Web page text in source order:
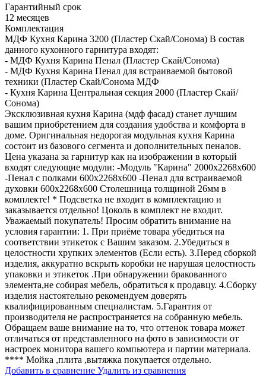
Гарантийный срок
12 месяцев
Комплектация
МДФ Кухня Карина 3200 (Пластер Скай/Сонома) В состав
данного кухонного гарнитура входят:
- МДФ Кухня Карина Пенал (Пластер Скай/Сонома)
- МДФ Кухня Карина Пенал для встраиваемой бытовой
техники (Пластер Скай/Сонома МДФ
- Кухня Карина Центральная секция 2000 (Пластер Скай/
Сонома)
Эксклюзивная кухня Карина (мдф фасад) станет лучшим
вашим приобретением для создания удобства и комфорта в
доме. Оригинальная недорогая модульная кухня Карина
состоит из базового сегмента и дополнительных пеналов.
Цена указана за гарнитур как на изображении в который
входят следующие модули: -Модуль "Карина" 2000х2268х600
-Пенал с полками 600х2268х600 -Пенал для встраиваемой
духовки 600х2268х600 Столешница толщиной 26мм в
комплекте! * Подсветка не входит в комплектацию и
заказывается отдельно! Цоколь в комплект не входит.
Уважаемый покупатель! Просим обратить внимание на
условия гарантии: 1. При приёме товара убедиться на
соответствии этикеток с Вашим заказом. 2.Убедиться в
целостности хрупких элементов (Если есть). 3.Перед сборкой
изделия, аккуратно вскрыть коробки не нарушая целостность
упаковки и этикеток .При обнаружении бракованного
элемента,не собирая мебель, обратиться к продавцу. 4.Сборку
изделия настоятельно рекомендуем доверять
квалифицированным специалистам. 5.Гарантия от
производителя не распространяется на собранную мебель.
Обращаем ваше внимание на то, что оттенок товара может
отличаться от представленного на фото в зависимости от
настроек монитора вашего компьютера и партии материала.
**** Мойка ,плита ,вытяжка покупается отдельно.
Добавить в сравнение Удалить из сравнения